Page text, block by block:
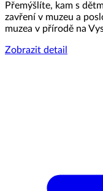
Přemýšlíte, kam s
zavření v muzeu a
muzea v přírodě na
Zobrazit detail